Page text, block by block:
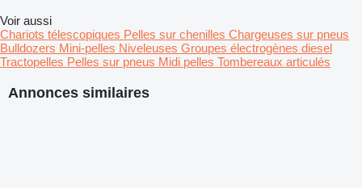
Annonces similaires
Voir aussi
Chariots télescopiques Pelles sur chenilles Chargeuses sur pneus
Bulldozers Mini-pelles Niveleuses Groupes électrogènes diesel
Tractopelles Pelles sur pneus Midi pelles Tombereaux articulés